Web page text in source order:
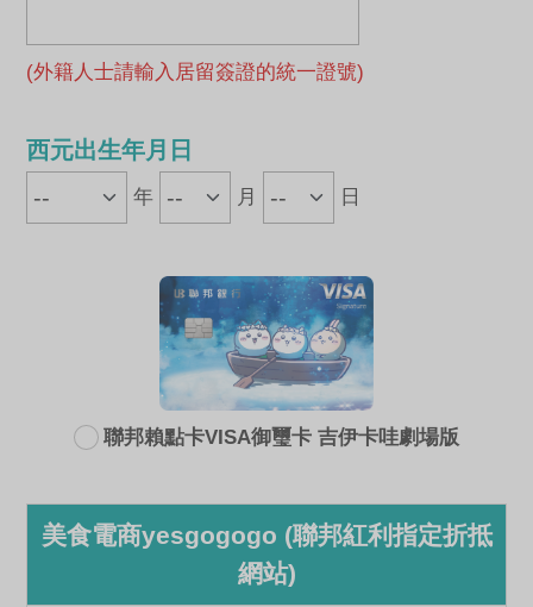
(外籍人士請輸入居留簽證的統一證號)
西元出生年月日
年 月 日
聯邦賴點卡VISA御璽卡 吉伊卡哇劇場版
美食電商yesgogogo (聯邦紅利指定折抵
網站)